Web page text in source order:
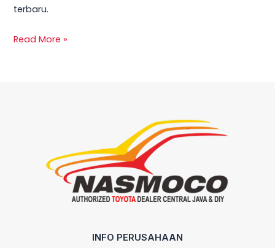
terbaru.
Read More »
INFO PERUSAHAAN